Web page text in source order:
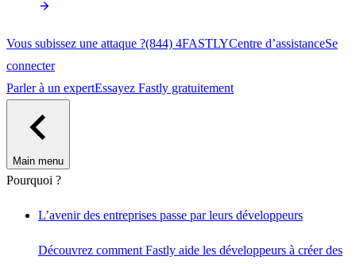
Vous subissez une attaque ?(844) 4FASTLYCentre d’assistanceSe
connecter
Parler à un expertEssayez Fastly gratuitement
Main menu
Pourquoi ?
L’avenir des entreprises passe par leurs développeurs
Découvrez comment Fastly aide les développeurs à créer des